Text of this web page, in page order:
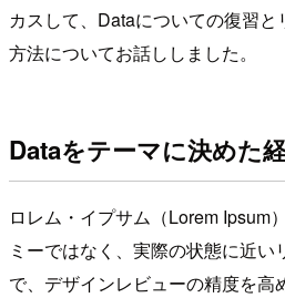
カスして、Dataについての復習
方法についてお話ししました。
Dataをテーマに決めた
ロレム・イプサム（Lorem Ipsum
ミーではなく、実際の状態に近い
で、デザインレビューの精度を高